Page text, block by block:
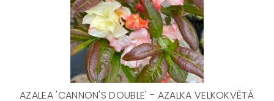
AZALEA 'CANNON'S DOUBLE' - AZALKA VELKOKVĚTÁ